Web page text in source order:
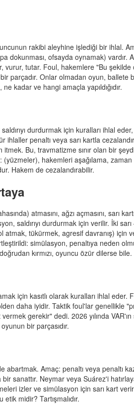
rakibi aleyhine işlediği bir ihlal.
dokunması, ofsayda oynamak) vardır.
vurur, tutar. Foul, hakemlere "Bu şekilde
parçadır. Onlar olmadan oyun, ballete
kadar ve hangi amaçla yapıldığıdır.
durdurmak için kuralları ihlal
penaltı veya sarı kartla
Bu, travmatizme sınır olan bir
hakemleri aşağılama, zaman
Hakem de cezalandırabilir.
atmasını, ağzı açmasını, sarı
saldırıyı durdurmak için verilir. İki
atmak, tükürmek, agresif davranış) için
simülasyon, penaltıya neden
kırmızı, oyuncu özür dilerse bile.
için kasıtlı olarak kuralları ihlal eder.
daha iyidir. Taktik foul'lar genellikle
gerekir" dedi. 2026 yılında
bir parçasıdır.
abartmak. Amaç: penaltı veya penaltı
sanattır. Neymar veya Suárez'i
izler ve simülasyon için sarı kart
midir? Tartışmalıdır.